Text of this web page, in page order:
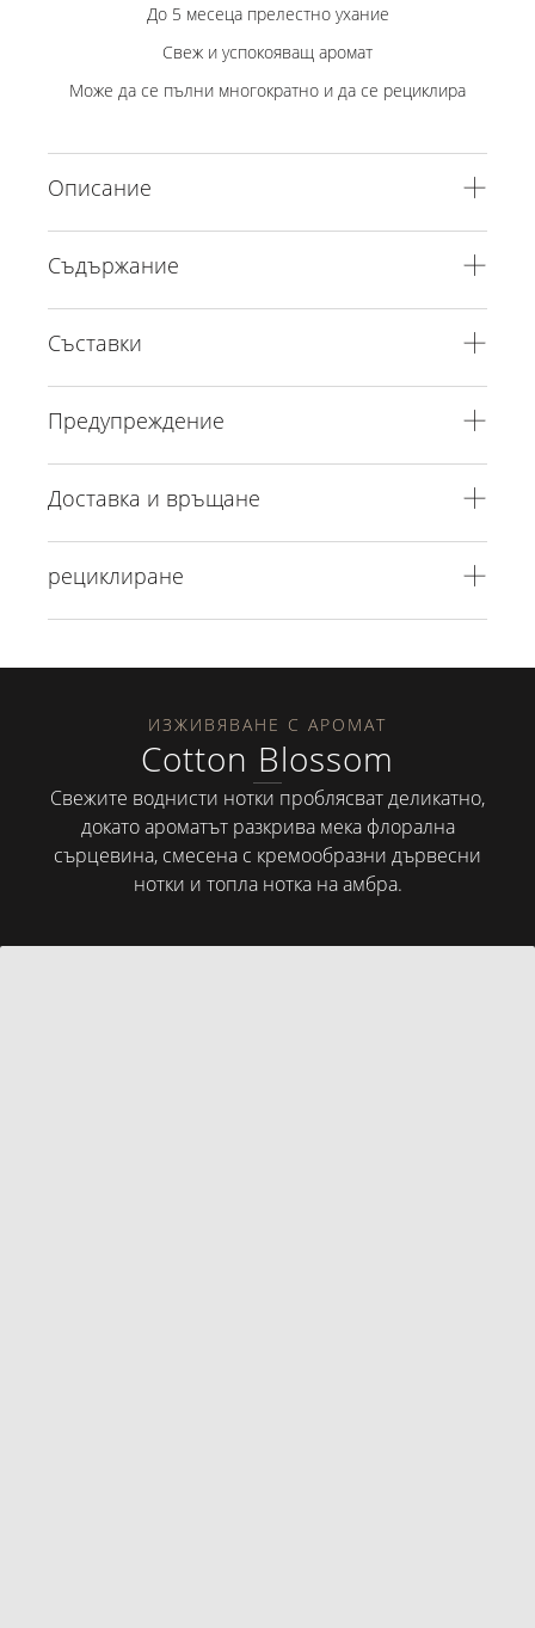
До 5 месеца прелестно ухание
Свеж и успокояващ аромат
Може да се пълни многократно и да се рециклира
Описание
Съдържание
Съставки
Предупреждение
Доставка и връщане
рециклиране
ИЗЖИВЯВАНЕ С АРОМАТ
Cotton Blossom
Свежите воднисти нотки проблясват деликатно,
докато ароматът разкрива мека флорална
сърцевина, смесена с кремообразни дървесни
нотки и топла нотка на амбра.